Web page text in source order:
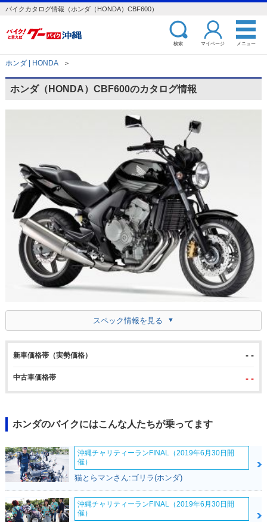
バイクカタログ情報（ホンダ（HONDA）CBF600）
検索 マイページ メニュー
ホンダ | HONDA ＞
ホンダ（HONDA）CBF600のカタログ情報
スペック情報を見る
新車価格帯（実勢価格） - -
中古車価格帯 - -
ホンダのバイクにはこんな人たちが乗ってます
沖縄チャリティーランFINAL（2019年6月30日開
催）
猫とらマンさん:ゴリラ(ホンダ)
沖縄チャリティーランFINAL（2019年6月30日開
催）